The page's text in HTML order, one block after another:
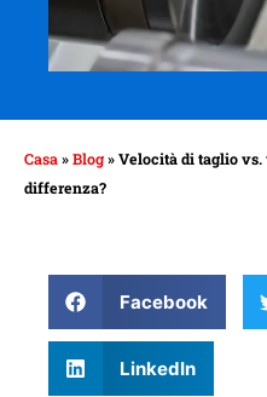
Casa»Blog»Velocità di taglio
differenza?
Facebook
LinkedIn